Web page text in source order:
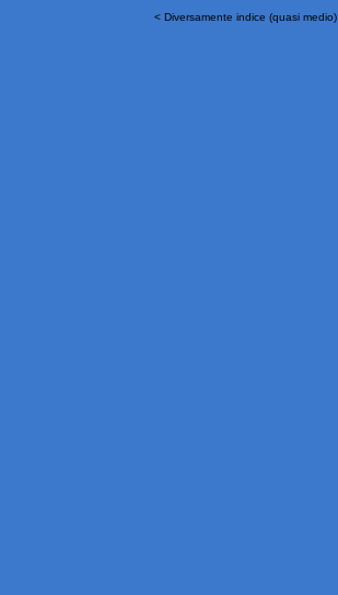
< Diversamente indice (quasi medio)